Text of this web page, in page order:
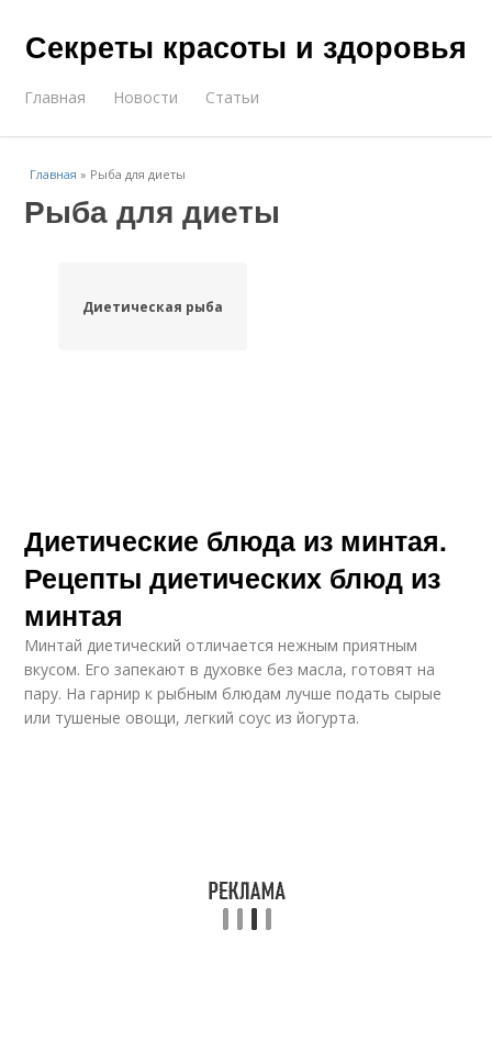
Секреты красоты и здоровья
Главная Новости Статьи
Главная » Рыба для диеты
Рыба для диеты
Диетическая рыба
Диетические блюда из минтая.
Рецепты диетических блюд из
минтая
Минтай диетический отличается нежным приятным
вкусом. Его запекают в духовке без масла, готовят на
пару. На гарнир к рыбным блюдам лучше подать сырые
или тушеные овощи, легкий соус из йогурта.